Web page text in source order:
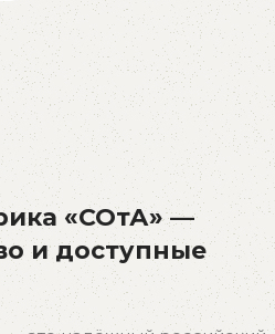
«СОтА» —
и доступные